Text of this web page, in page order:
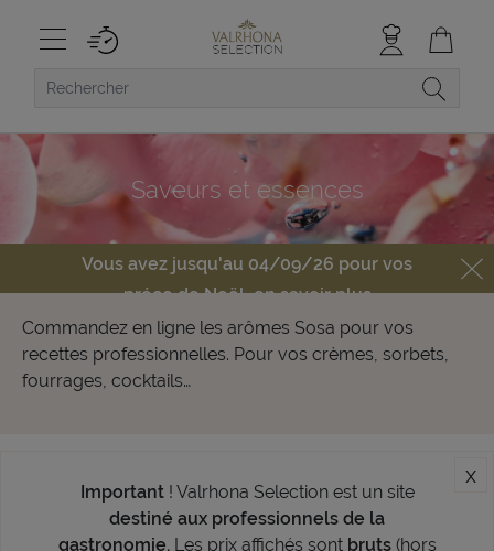
Saveurs et essences
Vous avez jusqu'au 04/09/26 pour vos
préco de Noël,en savoir plus
Commandez en ligne les arômes Sosa pour vos
recettes professionnelles. Pour vos crèmes, sorbets,
fourrages, cocktails…
Important! Valrhona Selection est un site
destiné aux professionnels de la
gastronomie.Les prix affichés sont bruts(hors
x